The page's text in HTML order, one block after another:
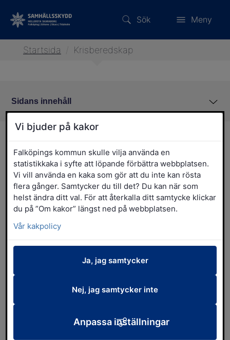
Sök Meny
Startsida Krisberedskap
Sidans innehåll
Krisberedskap
Kommunen har ett ansvar för alla som
befinner sig inom kommunens
geografiska område vid en kris. Det
betyder att kommunen också har ett
ansvar för dem som vistas tillfälligt här.
I kommunens ansvar ligger att samverka och
samordna planering och förberedelser men även
vid en inträffad händelse samt att samordna
informationen till allmänheten.
En del av detta är att se till att samhällsviktiga
Vi bjuder på kakor
Falköpings kommun skulle vilja använda en
statistikkaka i syfte att löpande förbättra webbplatsen.
Vi vill använda en kaka som gör att du inte kan rösta
flera gånger. Samtycker du till det? Du kan när som
helst ändra ditt val. För att återkalla ditt samtycke klickar
du på ”Om kakor” längst ned på webbplatsen.
Vår kakpolicy
Ja, jag samtycker
Nej, jag samtycker inte
Anpassa inställningar